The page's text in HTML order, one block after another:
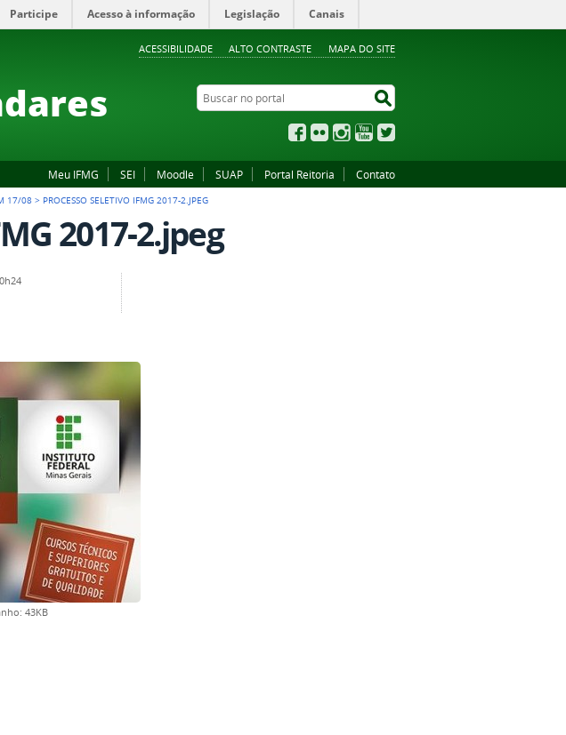
ACESSIBILIDADE ALTO CONTRASTE MAPA DO SITE
Participe Acesso à informação Legislação Canais
Buscar no portal
Facebook
Flickr InstagramYouTube
Meu IFMG SEI Moodle SUAP Portal Reitoria Contato
17/08 > PROCESSO SELETIVO IFMG 2017-2.JPEG
2017-2.jpeg
: 43KB